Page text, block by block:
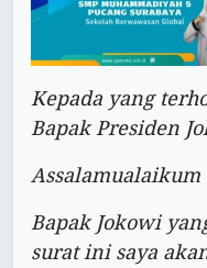
Kepada yang
Bapak Presiden
Assalamualaikum
Bapak Jokowi
surat ini saya